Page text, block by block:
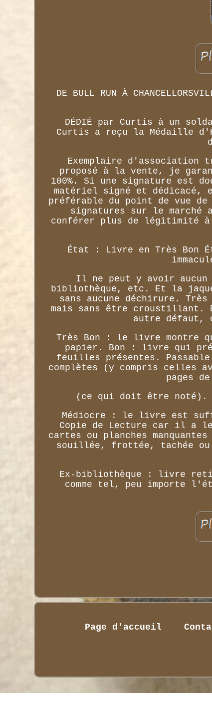
DE BULL RUN À
DÉDIÉ par Curtis à un
Curtis a reçu la Médaille
Exemplaire d'association
proposé à la vente, je
100%. Si une signature est
matériel signé et
préférable du point de vue
signatures sur le marché
conférer plus de légitimité
État : Livre en Très Bon
Il ne peut y avoir aucun
bibliothèque, etc. Et la
sans aucune déchirure.
mais sans être croustillant.
autre défaut,
Très Bon : le livre montre
papier. Bon : livre qui
feuilles présentes.
complètes (y compris celles
pages
(ce qui doit être noté).
Médiocre : le livre est
Copie de Lecture car il a
cartes ou planches
souillée, frottée, tachée ou
Ex-bibliothèque : livre
comme tel, peu importe
Page d'accueil